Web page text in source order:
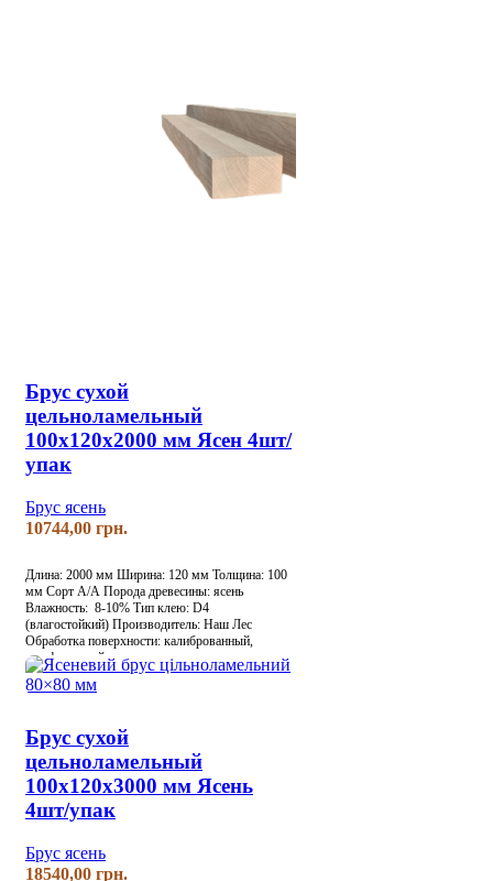
Брус сухой
цельноламельный
100х120х2000 мм Ясен 4шт/
упак
Брус ясень
грн.
Длина: 2000 мм Ширина: 120 мм Толщина: 100
мм Сорт А/А Порода древесины: ясень
Влажность: 8-10% Тип клею: D4
(влагостойкий) Производитель: Наш Лес
Обработка поверхности: калиброванный,
шлифованный
Брус сухой
цельноламельный
100х120х3000 мм Ясень
4шт/упак
Брус ясень
грн.